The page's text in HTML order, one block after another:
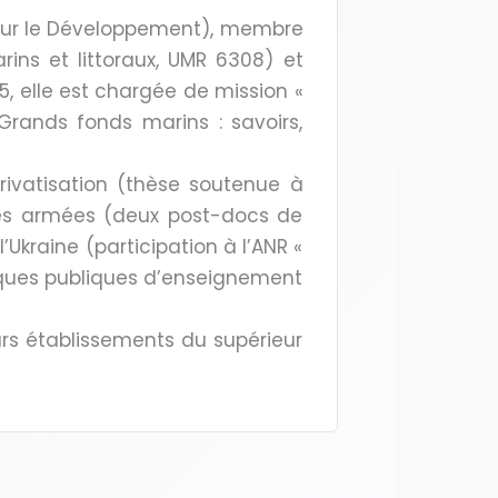
le Développement), membre
et littoraux, UMR 6308) et
elle est chargée de mission «
fonds marins : savoirs,
(thèse soutenue à
armées (deux post-docs de
(participation à l’ANR «
publiques d’enseignement
établissements du supérieur